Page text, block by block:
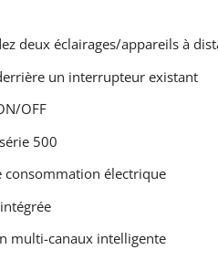
deux éclairages/appareils à
un interrupteur existant
OFF
500
consommation électrique
multi-canaux intelligente